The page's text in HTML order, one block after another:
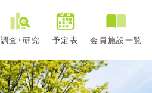
調査･研究 予定表 会員施設一覧